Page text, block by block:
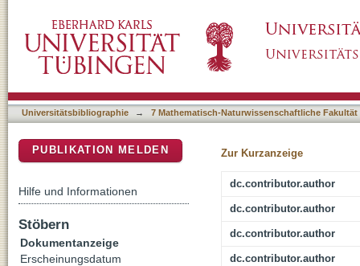
Detectors at Low Temperatures
Universitätsbibliographie → 7 Mathematisch-Naturwissenschaftliche Fakultät
Zur Kurzanzeige
dc.contributor.author
dc.contributor.author
dc.contributor.author
dc.contributor.author
PUBLIKATION MELDEN
Hilfe und Informationen
Stöbern
Dokumentanzeige
Erscheinungsdatum